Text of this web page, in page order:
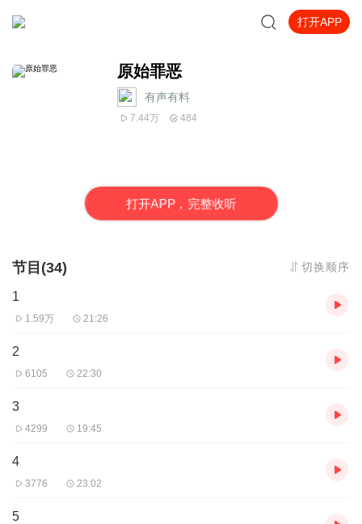
打开APP
原始罪恶
有声有料
7.44万 484
打开APP，完整收听
节目(34) 切换顺序
1
1.59万 21:26
2
6105 22:30
3
4299 19:45
4
3776 23:02
5